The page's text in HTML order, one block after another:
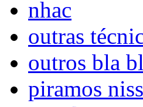
nhac
outras
outros bla
piramos